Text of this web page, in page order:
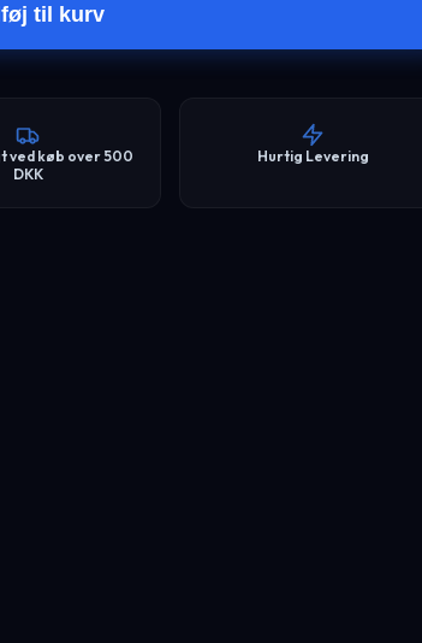
til kurv
ved køb over 500
DKK
Hurtig Levering